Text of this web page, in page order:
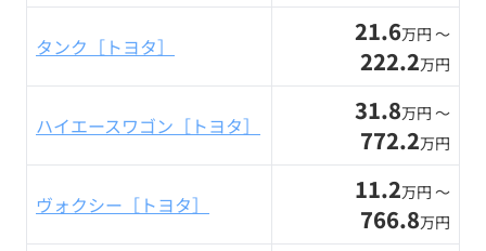
タンク［トヨタ］ 21.6万円 〜
222.2万円
ハイエースワゴン［トヨタ］ 31.8万円 〜
772.2万円
ヴォクシー［トヨタ］ 11.2万円 〜
766.8万円